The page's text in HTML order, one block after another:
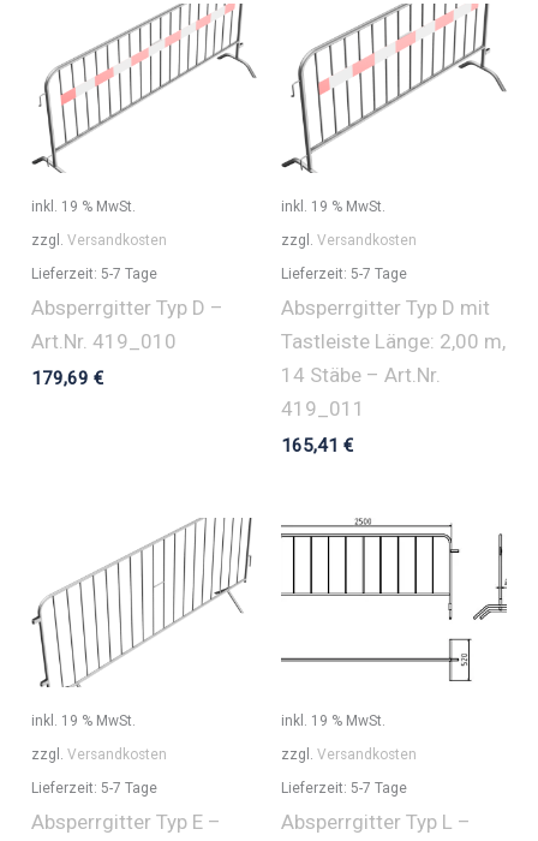
inkl. 19 % MwSt.
zzgl.Versandkosten
Lieferzeit: 5-7 Tage
Absperrgitter Typ D –
Art.Nr. 419_010
179,69€
inkl. 19 % MwSt.
zzgl. Versandkosten
Lieferzeit: 5-7 Tage
Absperrgitter Typ D mit
Tastleiste Länge: 2,00 m,
14 Stäbe – Art.Nr.
419_011
165,41 €
inkl. 19 % MwSt.
zzgl.Versandkosten
Lieferzeit: 5-7 Tage
Absperrgitter Typ E –
inkl. 19 % MwSt.
zzgl. Versandkosten
Lieferzeit: 5-7 Tage
Absperrgitter Typ L –